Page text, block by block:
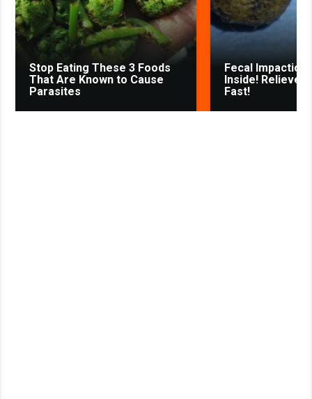
n
i
k
i
t
Stop Eating These 3 Foods
That Are Known to Cause
Parasites
Fecal Impaction
Inside! Relieves
Fast!